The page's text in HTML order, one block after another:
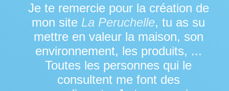
Je te remercie pour la création de
mon site La Peruchelle, tu as su
mettre en valeur la maison, son
environnement, les produits, ...
Toutes les personnes qui le
consultent me font des